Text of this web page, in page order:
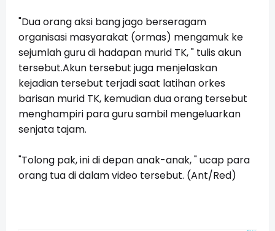
"Dua orang aksi bang jago berseragam
organisasi masyarakat (ormas) mengamuk ke
sejumlah guru di hadapan murid TK, " tulis akun
tersebut.Akun tersebut juga menjelaskan
kejadian tersebut terjadi saat latihan orkes
barisan murid TK, kemudian dua orang tersebut
menghampiri para guru sambil mengeluarkan
senjata tajam.
"Tolong pak, ini di depan anak-anak, " ucap para
orang tua di dalam video tersebut. (Ant/Red)